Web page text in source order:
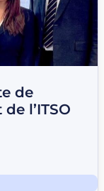
de
de l’ITSO